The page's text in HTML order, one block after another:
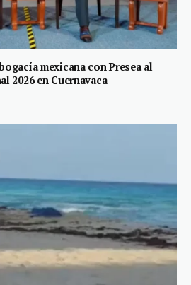
mexicana con Presea al
2026 en Cuernavaca